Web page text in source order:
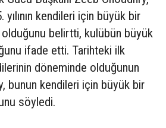
yılının kendileri için büyük bir
olduğunu belirtti, kulübün büyük
ifade etti. Tarihteki ilk
döneminde olduğunun
bunun kendileri için büyük bir
söyledi.